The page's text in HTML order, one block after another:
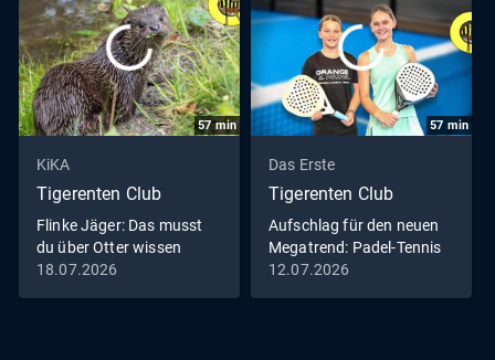
57min
KiKA
Tigerenten Club
Flinke Jäger: Das musst
du über Otter wissen
18.07.2026
57 min
Das Erste
Tigerenten Club
Aufschlag für den neuen
Megatrend: Padel-Tennis
im Tigerenten Club!
12.07.2026